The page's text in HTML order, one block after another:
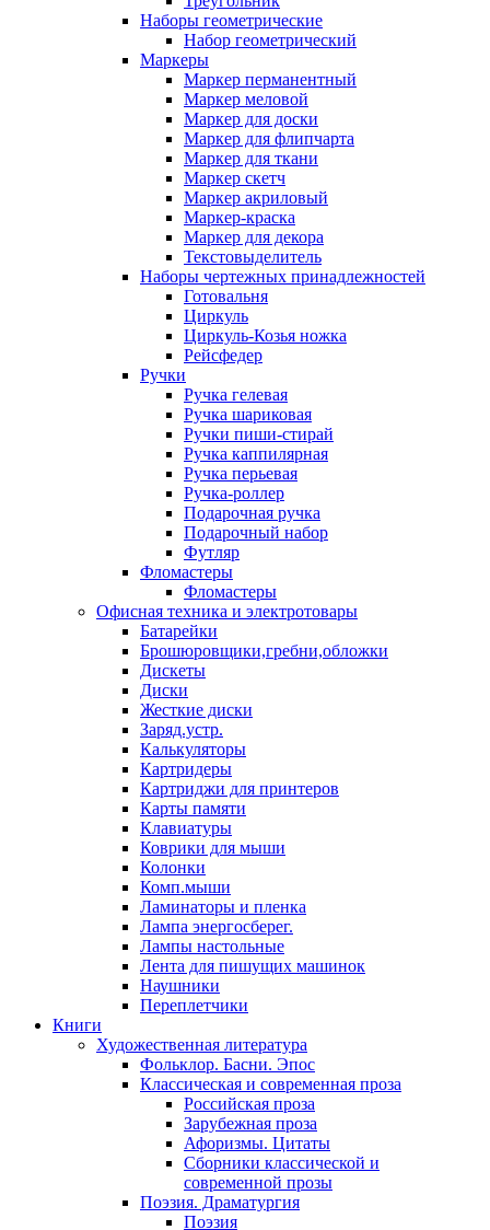
Наборы геометрические
Набор геометрический
Маркеры
Маркер перманентный
Маркер меловой
Маркер для доски
Маркер для флипчарта
Маркер для ткани
Маркер скетч
Маркер акриловый
Маркер-краска
Маркер для декора
Текстовыделитель
Наборы чертежных принадлежностей
Готовальня
Циркуль
Циркуль-Козья ножка
Рейсфедер
Ручки
Ручка гелевая
Ручка шариковая
Ручки пиши-стирай
Ручка каппилярная
Ручка перьевая
Ручка-роллер
Подарочная ручка
Подарочный набор
Футляр
Фломастеры
Фломастеры
Офисная техника и электротовары
Батарейки
Брошюровщики,гребни,обложки
Дискеты
Диски
Жесткие диски
Заряд.устр.
Калькуляторы
Картридеры
Картриджи для принтеров
Карты памяти
Клавиатуры
Коврики для мыши
Колонки
Комп.мыши
Ламинаторы и пленка
Лампа энергосберег.
Лампы настольные
Лента для пишущих машинок
Наушники
Переплетчики
Книги
Художественная литература
Фольклор. Басни. Эпос
Классическая и современная проза
Российская проза
Зарубежная проза
Афоризмы. Цитаты
Сборники классической и
современной прозы
Поэзия. Драматургия
Поэзия